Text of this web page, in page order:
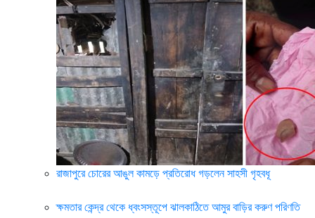
রাজাপুরে চোরের আঙুল কামড়ে প্রতিরোধ গড়লেন সাহসী গৃহবধূ
ক্ষমতার কেন্দ্র থেকে ধ্বংসস্তূপে ঝালকাঠিতে আমুর বাড়ির করুণ পরিণতি